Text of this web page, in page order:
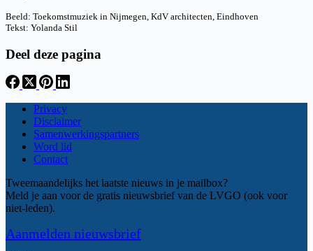
Beeld: Toekomstmuziek in Nijmegen, KdV architecten, Eindhoven
Tekst: Yolanda Stil
Deel deze pagina
Privacy
Disclaimer
Samenwerkingspartners
Word lid
Contact
Tweemaandelijks het laatste nieuws in je mailbox?
Meld je aan voor de gratis nieuwsbrief van de LVGO (ook voor
niet-leden).
Aanmelden nieuwsbrief